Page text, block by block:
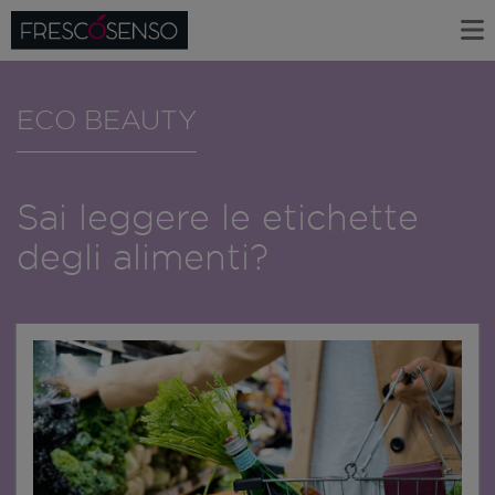
ECO BEAUTY
Sai leggere le etichette
degli alimenti?